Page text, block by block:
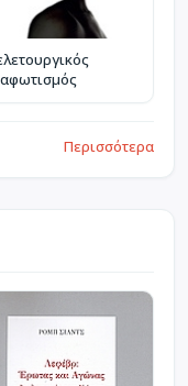
Περισσότερα